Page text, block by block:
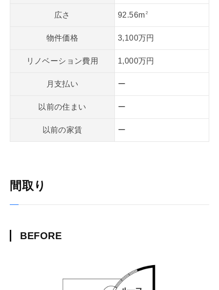
広さ 92.56m 2
物件価格 3,100万円
リノベーション費用 1,000万円
月支払い ー
以前の住まい ー
以前の家賃 ー
間取り
BEFORE